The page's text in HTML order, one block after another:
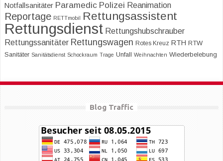
Notfallsanitäter Paramedic Polizei Reanimation
Reportage RETTmobil Rettungsassistent
Rettungsdienst Rettungshubschrauber
Rettungssanitäter Rettungswagen Rotes Kreuz RTH RTW
Sanitäter Sanitätsdienst Schockraum Trage Unfall Weihnachten Wiederbelebung
Blog Traffic